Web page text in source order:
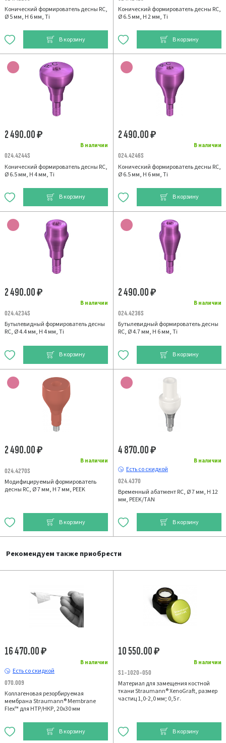
Конический формирователь десны RC,
Ø 5 мм, H 6 мм, Ti
В корзину
Конический формирователь десны RC,
Ø 6.5 мм, H 2 мм, Ti
В корзину
В наличии
2 490.00₽
024.4244S
Конический формирователь десны RC,
Ø 6.5 мм, H 4 мм, Ti
В корзину
В наличии
2 490.00₽
024.4246S
Конический формирователь десны RC,
Ø 6.5 мм, H 6 мм, Ti
В корзину
В наличии
2 490.00₽
024.4234S
Бутылевидный формирователь десны
RC, Ø 4.4 мм, H 4 мм, Ti
В корзину
В наличии
2 490.00₽
024.4236S
Бутылевидный формирователь десны
RC, Ø 4.7 мм, H 6 мм, Ti
В корзину
В наличии
2 490.00₽
024.4270S
Модифицируемый формирователь
десны RC, Ø 7 мм, H 7 мм, PEEK
В корзину
В наличии
4 870.00₽
Есть со скидкой
024.4370
Временный абатмент RC, Ø 7 мм, H 12
мм, PEEK/TAN
В корзину
Рекомендуем также приобрести
В наличии
16 470.00₽
Есть со скидкой
070.009
Коллагеновая резорбируемая
мембрана Straumann® Membrane
Flex™ для НТР/НКР, 20х30 мм
В корзину
В наличии
10 550.00₽
S1-1020-050
Материал для замещения костной
ткани Straumann® XenoGraft, размер
частиц 1,0-2,0 мм; 0,5 г.
В корзину